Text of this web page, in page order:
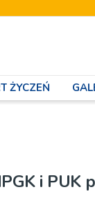
ŻYCZEŃ
i PUK